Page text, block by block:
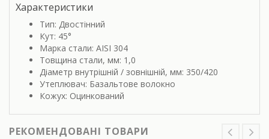
Характеристики
Тип: Двостінний
Кут: 45°
Марка стали: AISI 304
Товщина стали, мм: 1,0
Діаметр внутрішній / зовнішній, мм: 350/420
Утеплювач: Базальтове волокно
Кожух: Оцинкований
РЕКОМЕНДОВАНІ ТОВАРИ